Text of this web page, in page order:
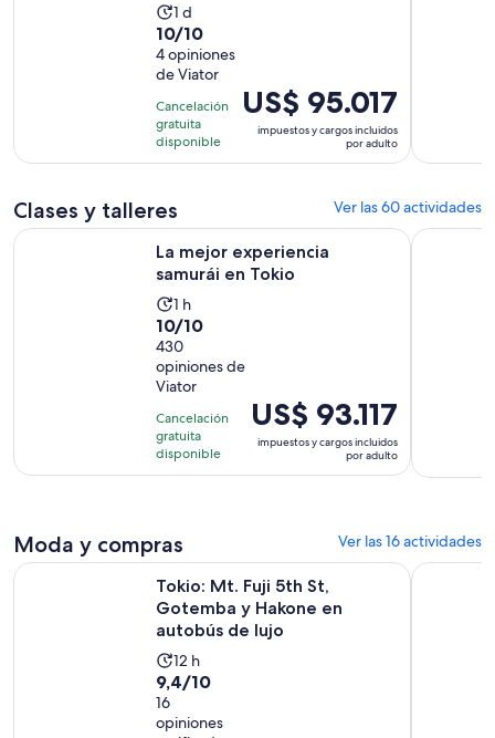
La
actividad
dura
1
día
1 d
10.0
de
10
con
4
opiniones
10/10
4 opiniones
de Viator
Cancelación
gratuita
disponible
El
precio
es
de
adulto
US$ 95.017
impuestos y cargos incluidos
por adulto
Clases y talleres Ver las 60 actividades
La mejor experiencia
samurái en Tokio
La
actividad
dura
1
hora
1 h
10.0
de
10
con
430
opiniones
10/10
430
opiniones de
Viator
Cancelación
gratuita
disponible
El
precio
es
de
US$ 93.117
impuestos y cargos incluidos
por adulto
La mejor experiencia samurái en Tokio Se abrirá en una
Taller de
Moda y compras Ver las 16 actividades
Tokio: Mt. Fuji 5th St,
Gotemba y Hakone en
autobús de lujo
La
actividad
12
12 h
9.4
de
10
9,4/10
16
opiniones
Tokio: Mt. Fuji 5th St, Gotemba y Hakone en autobús de lujo
Tokio: